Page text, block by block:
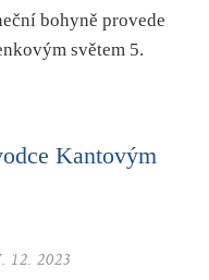
bohyně provede
světem 5.
Kantovým
12. 2023